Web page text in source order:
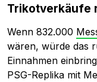
Trikotverkäufe
Wenn 832.000
wären, würde das
Einnahmen
PSG-Replika mit